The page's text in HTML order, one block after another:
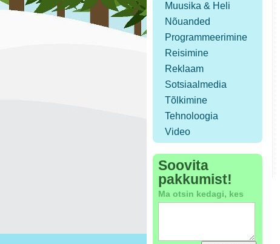
Muusika & Heli
Nõuanded
Programmeerimine
Reisimine
Reklaam
Sotsiaalmedia
Tõlkimine
Tehnoloogia
Video
Soovita
pakkumist!
Ma otsin kedagi, kes